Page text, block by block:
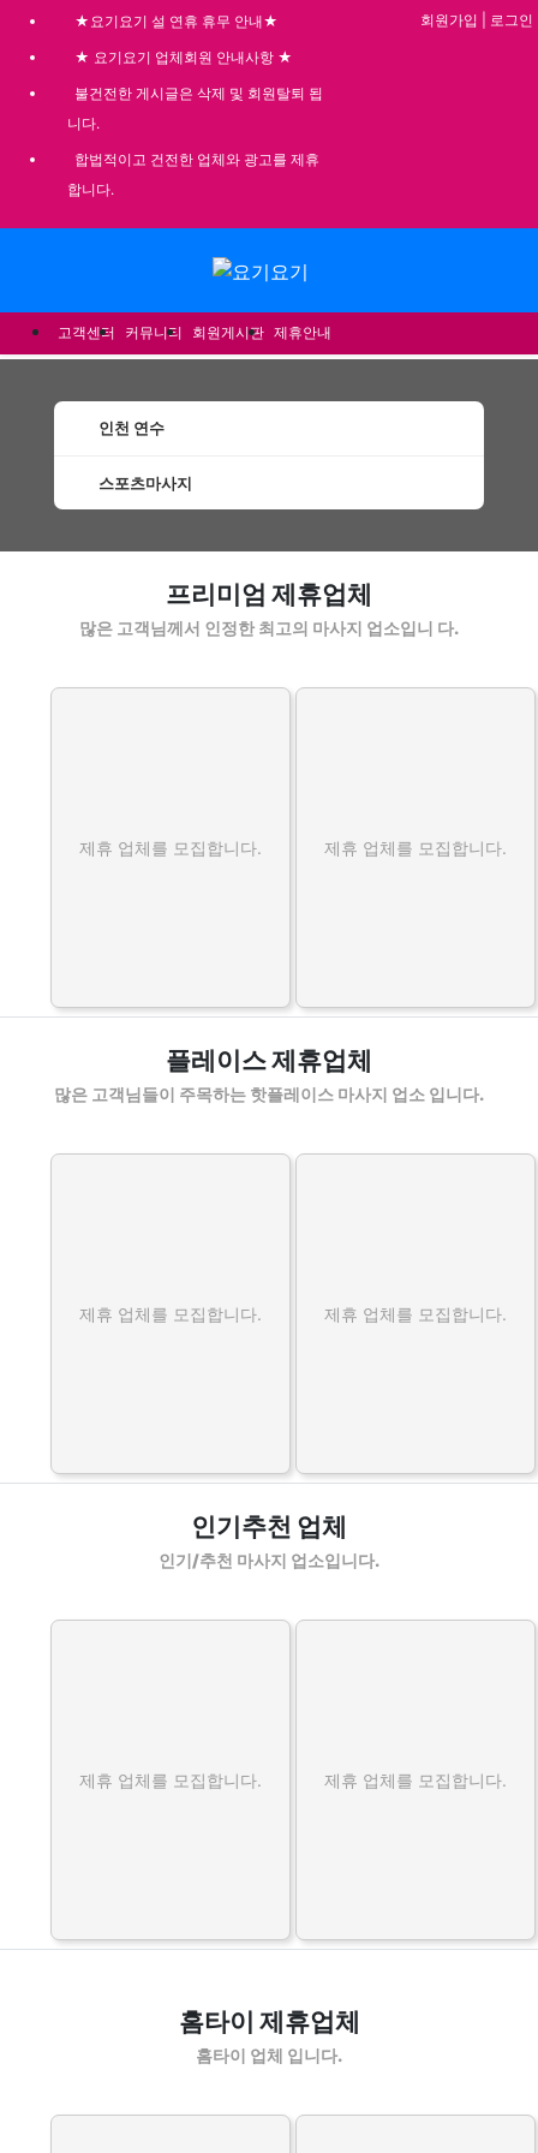
★요기요기 설 연휴 휴무 안내★
★ 요기요기 업체회원 안내사항 ★
불건전한 게시글은 삭제 및 회원탈퇴 됩
니다.
합법적이고 건전한 업체와 광고를 제휴
합니다.
회원가입 로그인
고객센터 커뮤니티 회원게시판 제휴안내
인천 연수
스포츠마사지
프리미엄 제휴업체
많은 고객님께서 인정한 최고의 마사지 업소입니 다.
제휴 업체를 모집합니다. 제휴 업체를 모집합니다.
플레이스 제휴업체
많은 고객님들이 주목하는 핫플레이스 마사지 업소 입니다.
제휴 업체를 모집합니다. 제휴 업체를 모집합니다.
인기추천 업체
인기/추천 마사지 업소입니다.
제휴 업체를 모집합니다. 제휴 업체를 모집합니다.
홈타이 제휴업체
홈타이 업체 입니다.